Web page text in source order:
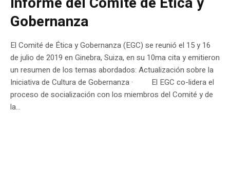
Gobernanza
El Comité de Ética y Gobernanza (EGC) se reunió el 15 y 16
de julio de 2019 en Ginebra, Suiza, en su 10ma cita y emitieron
un resumen de los temas abordados: Actualización sobre la
Iniciativa de Cultura de Gobernanza · El EGC co-lidera el
proceso de socialización con los miembros del Comité y de
la...